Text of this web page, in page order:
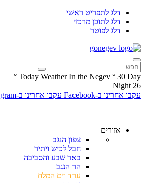
דלג לתפריט ראשי
דלג לתוכן מרכזי
דלג לפוטר
Today Weather In the Negev ° 30 Day
°
26
Night
עקבו אחרינו ב-Facebook
עקבו אחרינו ב-Instagram
אזורים
צפון הנגב
חבל לכיש ויתיר
באר שבע והסביבה
הר הנגב
ערד וים המלח